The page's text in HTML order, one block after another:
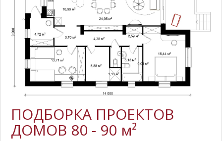
ПОДБОРКА ПРОЕКТОВ
ДОМОВ 80 - 90 м²